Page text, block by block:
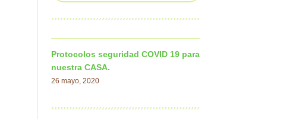
Protocolos seguridad COVID 19 para
nuestra CASA.
26 mayo, 2020